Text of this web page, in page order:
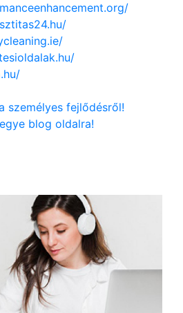
személyes fejlődésről!
blog oldalra!